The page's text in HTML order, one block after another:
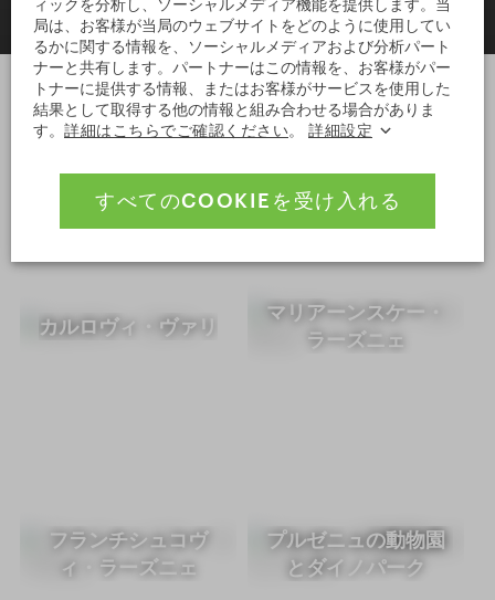
次はどこに行く？
カルロヴィ・ヴァリ
マリアーンスケー・
ラーズニェ
フランチシュコヴ
ィ・ラーズニェ
プルゼニュの動物園
とダイノパーク
ィックを分析し、ソーシャルメディア機能を提供します。当
局は、お客様が当局のウェブサイトをどのように使用してい
るかに関する情報を、ソーシャルメディアおよび分析パート
ナーと共有します。パートナーはこの情報を、お客様がパー
トナーに提供する情報、またはお客様がサービスを使用した
結果として取得する他の情報と組み合わせる場合がありま
す。 詳細はこちらでご確認ください。 詳細設定
すべてのCOOKIEを受け入れる